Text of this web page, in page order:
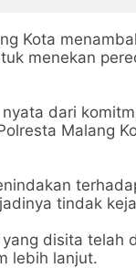
Kota
menekan
dari
Malang
tindak
disita telah
lebih lanjut.